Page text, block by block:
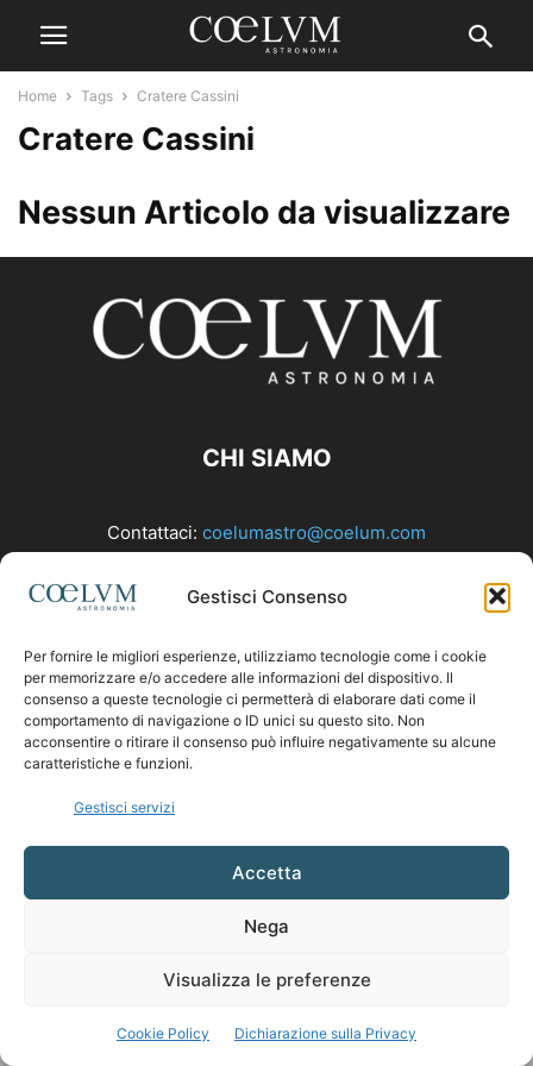
Gestisci Consenso
Per fornire le migliori esperienze, utilizziamo tecnologie come i cookie
per memorizzare e/o accedere alle informazioni del dispositivo. Il
consenso a queste tecnologie ci permetterà di elaborare dati come il
comportamento di navigazione o ID unici su questo sito. Non
acconsentire o ritirare il consenso può influire negativamente su alcune
caratteristiche e funzioni.
Gestisci servizi
Accetta
Nega
Visualizza le preferenze
Cookie Policy Dichiarazione sulla Privacy
Home Tags Cratere Cassini
Cratere Cassini
Nessun Articolo da visualizzare
CHI SIAMO
Contattaci: coelumastro@coelum.com
SEGUICI